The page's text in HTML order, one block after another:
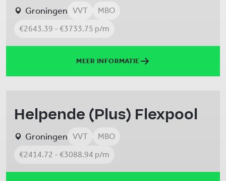
Groningen VVT
MBO
€2643.39 - €3733.75 p/m
MEER INFORMATIE
Helpende (Plus) Flexpool
Groningen VVT
MBO
€2414.72 - €3088.94 p/m